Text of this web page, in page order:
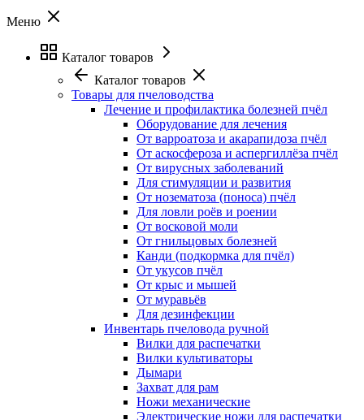
Меню
Каталог товаров
Каталог товаров
Товары для пчеловодства
Лечение и профилактика болезней пчёл
Оборудование для лечения
От варроатоза и акарапидоза пчёл
От аскосфероза и аспергиллёза пчёл
От вирусных заболеваний
Для стимуляции и развития
От нозематоза (поноса) пчёл
Для ловли роёв и роении
От восковой моли
От гнильцовых болезней
Канди (подкормка для пчёл)
От укусов пчёл
От крыс и мышей
От муравьёв
Для дезинфекции
Инвентарь пчеловода ручной
Вилки для распечатки
Вилки культиваторы
Дымари
Захват для рам
Ножи механические
Электрические ножи для распечатки